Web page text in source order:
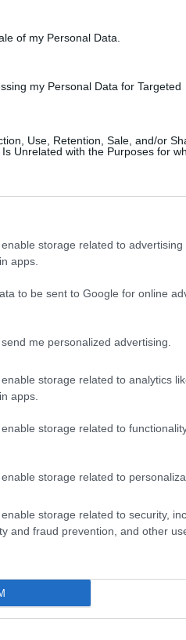
of my Personal Data.
my Personal Data for Targeted
Use, Retention, Sale, and/or
Unrelated with the Purposes for
storage related to advertising
apps.
to be sent to Google for online
me personalized advertising.
storage related to analytics
apps.
storage related to
storage related to
storage related to security,
and fraud prevention, and other
Evolution (@iphes_cerca) által
üledékrétegek
lófogból készült
találtak, amelyek